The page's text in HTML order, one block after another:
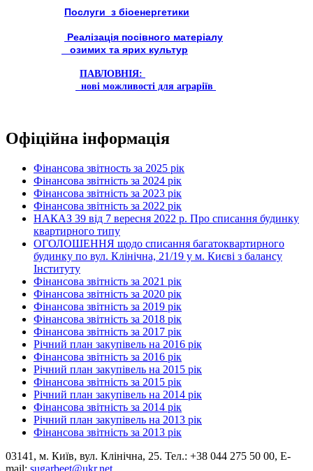
Послуги з біоенергетики
Реалізація посівного матеріалу
озимих та ярих культур
ПАВЛОВНІЯ:
нові можливості для аграріїв
Офіційна інформація
Фінансова звітность за 2025 рік
Фінансова звітність за 2024 рік
Фінансова звітність за 2023 рік
Фінансова звітність за 2022 рік
НАКАЗ 39 від 7 вересня 2022 р. Про списання будинку
квартирного типу
ОГОЛОШЕННЯ щодо списання багатоквартирного
будинку по вул. Клінічна, 21/19 у м. Києві з балансу
Інституту
Фінансова звітність за 2021 рік
Фінансова звітність за 2020 рік
Фінансова звітність за 2019 рік
Фінансова звітність за 2018 рік
Фінансова звітність за 2017 рік
Річний план закупівель на 2016 рік
Фінансова звітність за 2016 рік
Річний план закупівель на 2015 рік
Фінансова звітність за 2015 рік
Річний план закупівель на 2014 рік
Фінансова звітність за 2014 рік
Річний план закупівель на 2013 рік
Фінансова звітність за 2013 рік
03141, м. Київ, вул. Клінічна, 25. Тел.: +38 044 275 50 00, E-